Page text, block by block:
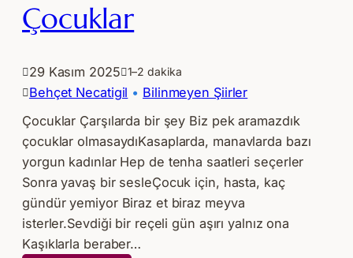
Çocuklar
29 Kasım 2025 1–2 dakika
Behçet Necatigil • Bilinmeyen Şiirler
Çocuklar Çarşılarda bir şey Biz pek aramazdık
çocuklar olmasaydıKasaplarda, manavlarda bazı
yorgun kadınlar Hep de tenha saatleri seçerler
Sonra yavaş bir sesleÇocuk için, hasta, kaç
gündür yemiyor Biraz et biraz meyva
isterler.Sevdiği bir reçeli gün aşırı yalnız ona
Kaşıklarla beraber…